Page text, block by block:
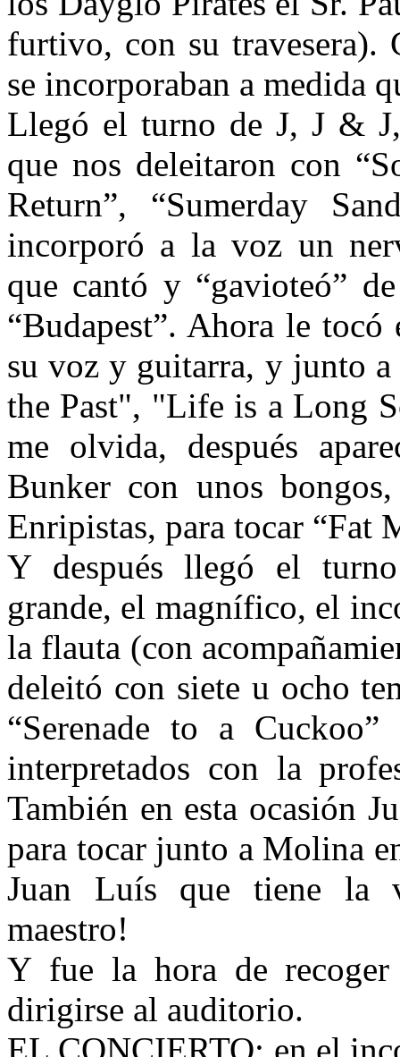
furtivo, con su travesera).
se incorporaban a medida
Llegó el turno de J, J &
que nos deleitaron con
Return”, “Sumerday
incorporó a la voz un
que cantó y “gavioteó”
“Budapest”. Ahora le
su voz y guitarra, y junto
the Past", "Life is a Long
me olvida, después
Bunker con unos
Enripistas, para tocar “Fat
Y después llegó el
grande, el magnífico, el
la flauta (con
deleitó con siete u ocho
“Serenade to a Cuckoo”
interpretados con la
También en esta ocasión
para tocar junto a Molina
Juan Luís que tiene la
maestro!
Y fue la hora de
dirigirse al auditorio.
EL CONCIERTO: en el